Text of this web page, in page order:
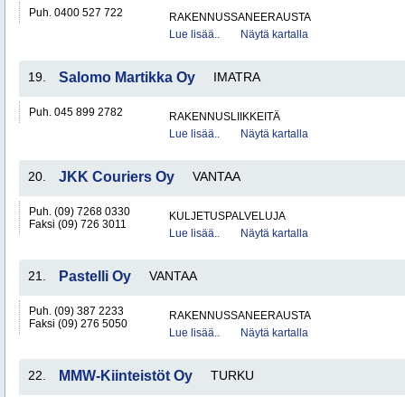
Puh. 0400 527 722
RAKENNUSSANEERAUSTA
Lue lisää..
Näytä kartalla
19. Salomo Martikka Oy IMATRA
Puh. 045 899 2782
RAKENNUSLIIKKEITÄ
Lue lisää..
Näytä kartalla
20. JKK Couriers Oy VANTAA
Puh. (09) 7268 0330
Faksi (09) 726 3011
KULJETUSPALVELUJA
Lue lisää..
Näytä kartalla
21. Pastelli Oy VANTAA
Puh. (09) 387 2233
Faksi (09) 276 5050
RAKENNUSSANEERAUSTA
Lue lisää..
Näytä kartalla
22. MMW-Kiinteistöt Oy TURKU